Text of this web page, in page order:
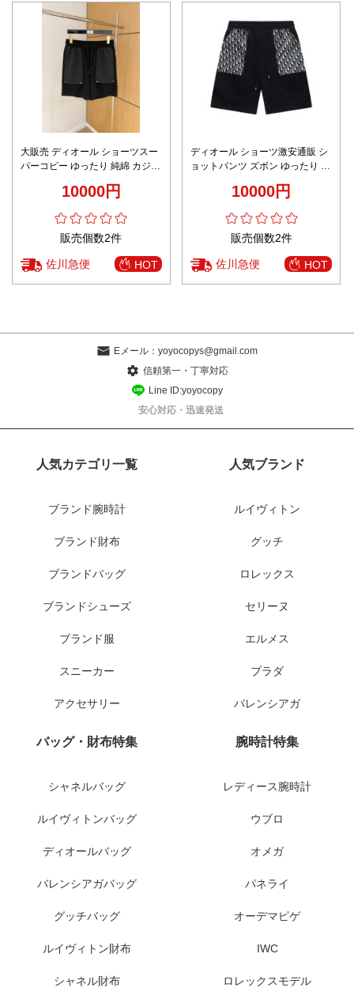
大販売 ディオール ショーツスー
パーコピー ゆったり 純綿 カジュ
10000円
販売個数2件
佐川急便 HOT
ディオール ショーツ激安通販 シ
ョットパンツ ズボン ゆったり パ
10000円
販売個数2件
佐川急便 HOT
Eメール： yoyocopys@gmail.com
信頼第一・丁寧対応
Line ID:yoyocopy
安心対応・迅速発送
人気カテゴリ一覧
ブランド腕時計
ブランド財布
ブランドバッグ
ブランドシューズ
ブランド服
スニーカー
アクセサリー
人気ブランド
ルイヴィトン
グッチ
ロレックス
セリーヌ
エルメス
プラダ
バレンシアガ
バッグ・財布特集
シャネルバッグ
ルイヴィトンバッグ
ディオールバッグ
バレンシアガバッグ
グッチバッグ
ルイヴィトン財布
シャネル財布
腕時計特集
レディース腕時計
ウブロ
オメガ
パネライ
オーデマピゲ
IWC
ロレックスモデル